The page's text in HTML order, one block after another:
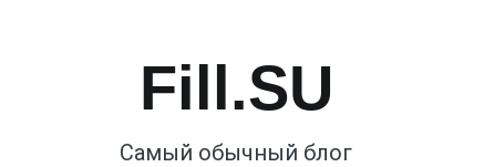
Fill.SU
Самый обычный блог